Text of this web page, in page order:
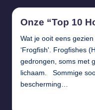
Onze “Top 10
Wat je ooit eens
‘Frogfish'. Frogfishes
gedrongen, soms met
lichaam. Sommige
bescherming…